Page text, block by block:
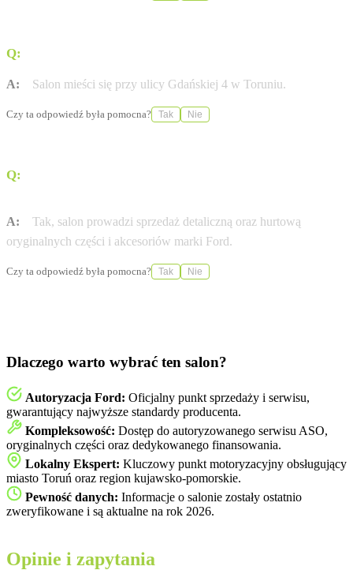
Q:
A: Salon mieści się przy ulicy Gdańskiej 4 w Toruniu.
Czy ta odpowiedź była pomocna? Tak Nie
Q:
A:
Tak, salon prowadzi sprzedaż detaliczną oraz hurtową
oryginalnych części i akcesoriów marki Ford.
Czy ta odpowiedź była pomocna? Tak Nie
Dlaczego warto wybrać ten salon?
Autoryzacja Ford: Oficjalny punkt sprzedaży i serwisu,
gwarantujący najwyższe standardy producenta.
Kompleksowość: Dostęp do autoryzowanego serwisu ASO,
oryginalnych części oraz dedykowanego finansowania.
Lokalny Ekspert: Kluczowy punkt motoryzacyjny obsługujący
miasto Toruń oraz region kujawsko-pomorskie.
Pewność danych: Informacje o salonie zostały ostatnio
zweryfikowane i są aktualne na rok 2026.
Opinie i zapytania